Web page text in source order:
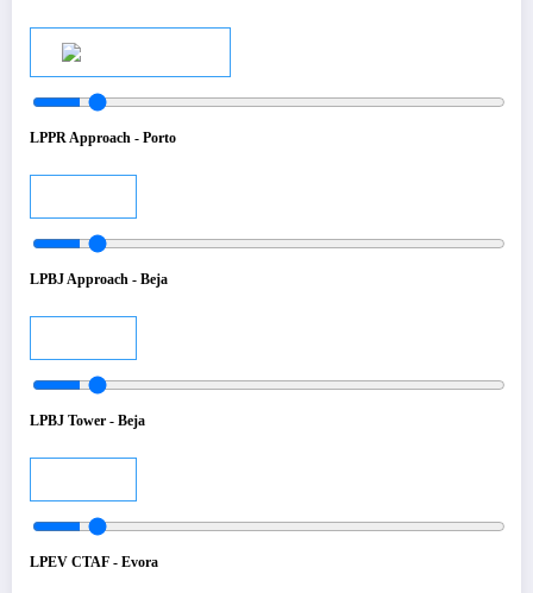
LPPR Approach - Porto
LPBJ Approach - Beja
LPBJ Tower - Beja
LPEV CTAF - Evora